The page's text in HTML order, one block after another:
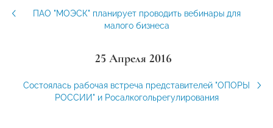
ПАО "МОЭСК" планирует проводить вебинары для
малого бизнеса
25 Апреля 2016
Состоялась рабочая встреча представителей "ОПОРЫ
РОССИИ" и Росалкогольрегулирования